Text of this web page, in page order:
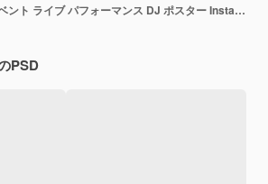
概念的な音楽イベント ライブ パフォーマンス DJ ポスター Instagram 用ソーシャル メディア投稿無料ダウンロード
PSD